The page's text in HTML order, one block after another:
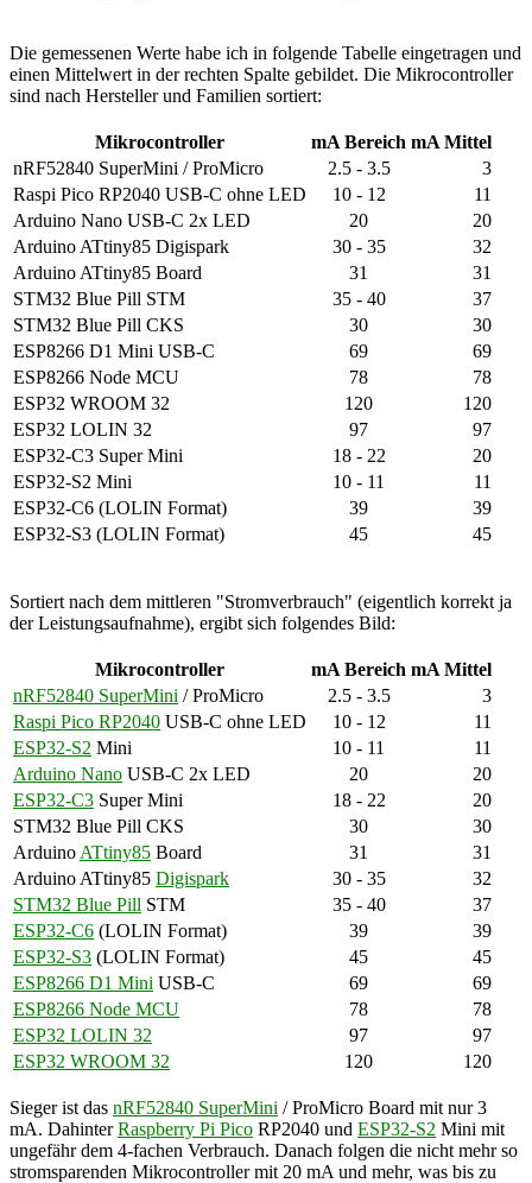
Die gemessenen Werte habe ich in folgende Tabelle eingetragen und
einen Mittelwert in der rechten Spalte gebildet. Die Mikrocontroller
sind nach Hersteller und Familien sortiert:
Mikrocontroller mA Bereich mA Mittel
nRF52840 SuperMini / ProMicro
2.5 - 3.5
3
Raspi Pico RP2040 USB-C ohne LED
10 - 12
11
Arduino Nano USB-C 2x LED
20
20
Arduino ATtiny85 Digispark
30 - 35
32
Arduino ATtiny85 Board
31
31
STM32 Blue Pill STM
35 - 40
37
STM32 Blue Pill CKS
30
30
ESP8266 D1 Mini USB-C
69
69
ESP8266 Node MCU
78
78
ESP32 WROOM 32
120
120
ESP32 LOLIN 32
97
97
ESP32-C3 Super Mini
18 - 22
20
ESP32-S2 Mini
10 - 11
11
ESP32-C6 (LOLIN Format)
39
39
ESP32-S3 (LOLIN Format)
45 45
Sortiert nach dem mittleren "Stromverbrauch" (eigentlich korrekt ja
der Leistungsaufnahme), ergibt sich folgendes Bild:
Mikrocontroller mA Bereich mA Mittel
nRF52840 SuperMini / ProMicro 2.5 - 3.5
3
Raspi Pico RP2040 USB-C ohne LED 10 - 12
11
ESP32-S2 Mini 10 - 11
11
Arduino Nano USB-C 2x LED 20
20
ESP32-C3 Super Mini 18 - 22
20
STM32 Blue Pill CKS
30
30
Arduino ATtiny85 Board 31
31
Arduino ATtiny85 Digispark 30 - 35
32
STM32 Blue Pill STM 35 - 40
37
ESP32-C6 (LOLIN Format) 39
39
ESP32-S3 (LOLIN Format) 45
45
ESP8266 D1 Mini USB-C 69
69
ESP8266 Node MCU
78
78
ESP32 LOLIN 32
97
97
ESP32 WROOM 32
120 120
Sieger ist das nRF52840 SuperMini / ProMicro Board mit nur 3
mA. DahinterRaspberry Pi Pico RP2040 und ESP32-S2 Mini mit
ungefähr dem 4-fachen Verbrauch. Danach folgen die nicht mehr so
stromsparenden Mikrocontroller mit 20 mA und mehr, was bis zu